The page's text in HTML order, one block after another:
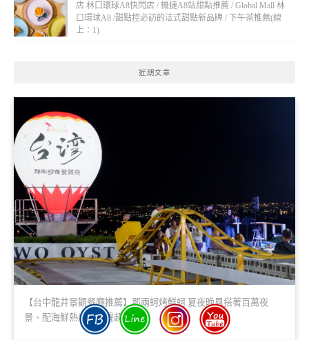
店 林口環球A8快閃店 / 機捷A8站甜點推薦 / Global Mall 林
口環球A8 /甜點控必訪的法式甜點新品牌 / 下午茶推薦(線
上：1)
近期文章
【台中龍井景觀餐廳推薦】那兩蚵烤鮮蚵 夏夜晚風搭著百萬夜
景、配海鮮熱炒及歌聲超享受！